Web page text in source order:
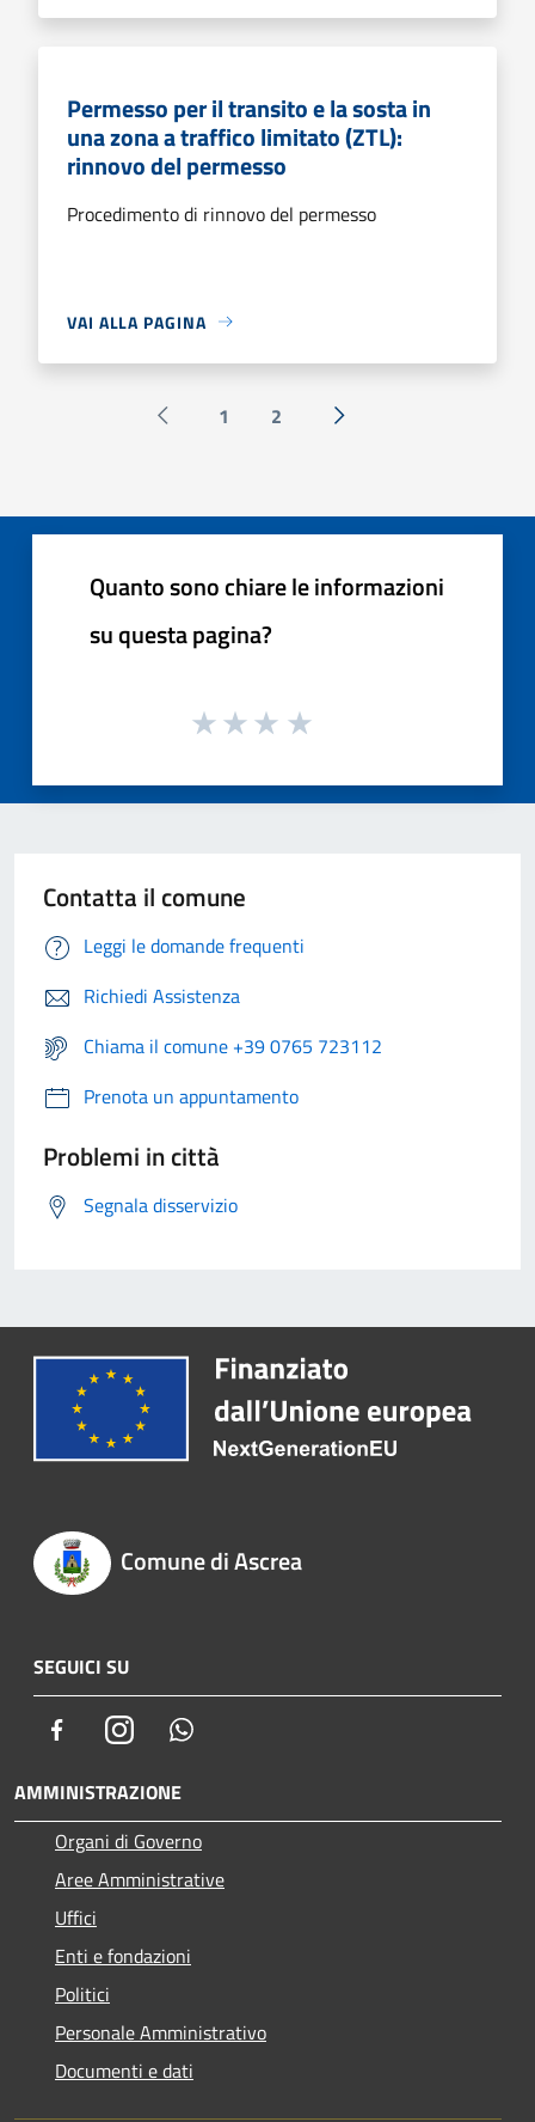
Permesso per il transito e la sosta in
una zona a traffico limitato (ZTL):
rinnovo del permesso
Procedimento di rinnovo del permesso
VAI ALLA PAGINA
Pagina precedente
1 2 Successiva »
Quanto sono chiare le informazioni
su questa pagina?
Contatta il comune
Leggi le domande frequenti
Richiedi Assistenza
Chiama il comune +39 0765 723112
Prenota un appuntamento
Problemi in città
Segnala disservizio
Comune di Ascrea
SEGUICI SU
FacebookInstagram
AMMINISTRAZIONE
Organi di Governo
Aree Amministrative
Uffici
Enti e fondazioni
Politici
Personale Amministrativo
Documenti e dati